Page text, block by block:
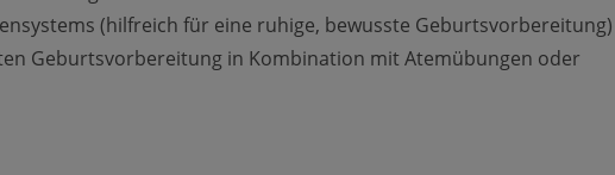
(hilfreich für eine ruhige, bewusste Geburtsvorbereitung)
Geburtsvorbereitung in Kombination mit Atemübungen oder